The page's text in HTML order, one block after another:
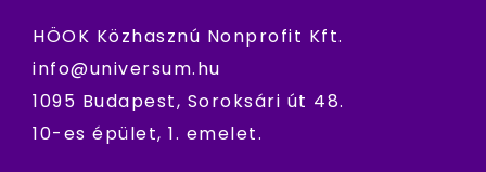
HÖOK Közhasznú Nonprofit Kft.
info@universum.hu
1095 Budapest, Soroksári út 48.
10-es épület, 1. emelet.